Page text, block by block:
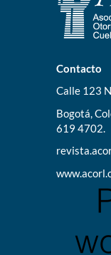
Contacto
Calle 123
Bogotá,
619 4702.